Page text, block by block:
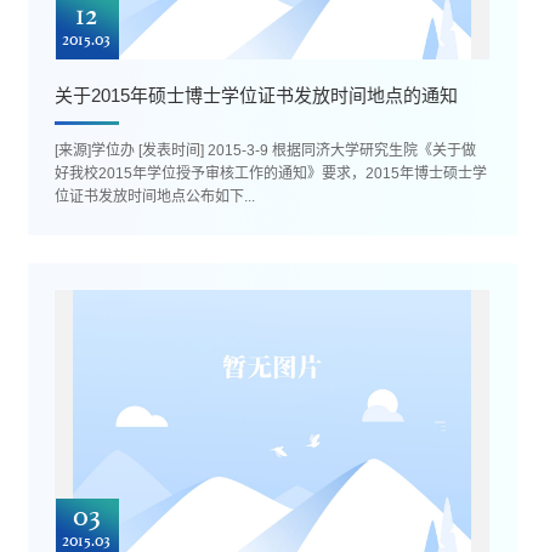
12
2015.03
关于2015年硕士博士学位证书发放时间地点的通知
[来源]学位办 [发表时间] 2015-3-9 根据同济大学研究生院《关于做
好我校2015年学位授予审核工作的通知》要求，2015年博士硕士学
位证书发放时间地点公布如下...
03
2015.03